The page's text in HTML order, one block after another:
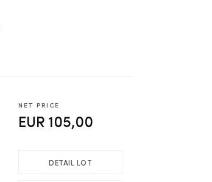
NET PRICE
EUR 105,00
DETAIL LOT